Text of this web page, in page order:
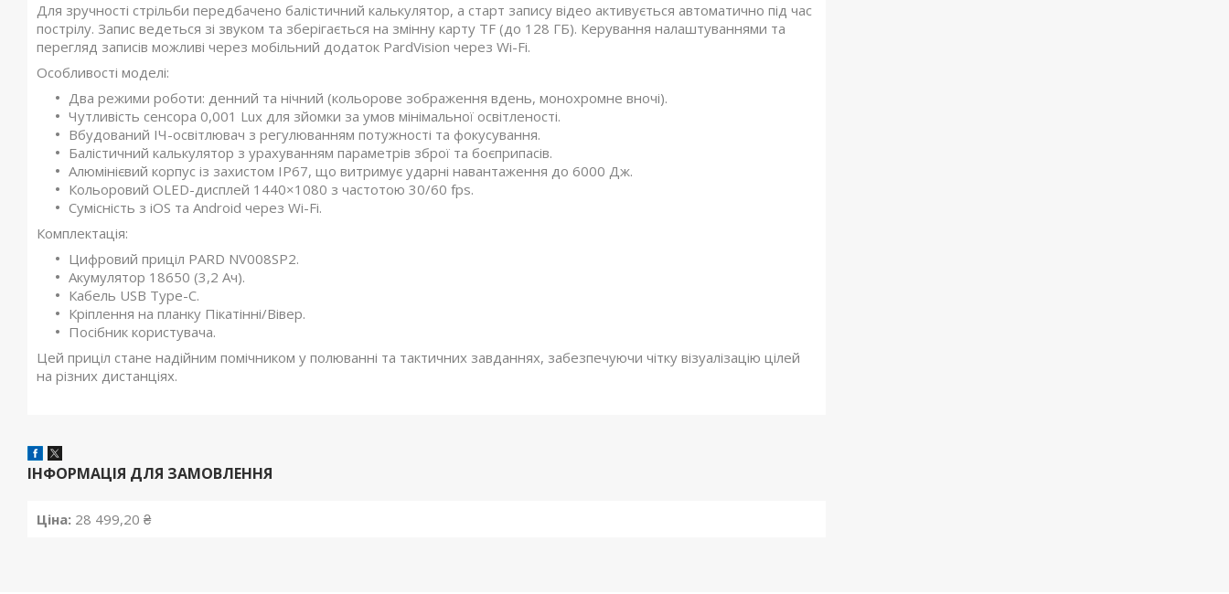
Для зручності стрільби передбачено балістичний калькулятор, а старт запису відео активується автоматично під час
пострілу. Запис ведеться зі звуком та зберігається на змінну карту TF (до 128 ГБ). Керування налаштуваннями та
перегляд записів можливі через мобільний додаток PardVision через Wi-Fi.
Особливості моделі:
Два режими роботи: денний та нічний (кольорове зображення вдень, монохромне вночі).
Чутливість сенсора 0,001 Lux для зйомки за умов мінімальної освітленості.
Вбудований ІЧ-освітлювач з регулюванням потужності та фокусування.
Балістичний калькулятор з урахуванням параметрів зброї та боєприпасів.
Алюмінієвий корпус із захистом IP67, що витримує ударні навантаження до 6000 Дж.
Кольоровий OLED-дисплей 1440×1080 з частотою 30/60 fps.
Сумісність з iOS та Android через Wi-Fi.
Комплектація:
Цифровий приціл PARD NV008SP2.
Акумулятор 18650 (3,2 Ач).
Кабель USB Type-C.
Кріплення на планку Пікатінні/Вівер.
Посібник користувача.
Цей приціл стане надійним помічником у полюванні та тактичних завданнях, забезпечуючи чітку візуалізацію цілей
на різних дистанціях.
ІНФОРМАЦІЯ ДЛЯ ЗАМОВЛЕННЯ
Ціна: 28 499,20 ₴